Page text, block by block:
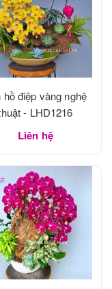
hồ điệp vàng nghệ
- LHD1216
Liên hệ